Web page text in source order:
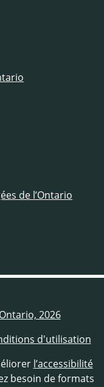
de l’Ontario
2026
d'utilisation
l’accessibilité
besoin de formats